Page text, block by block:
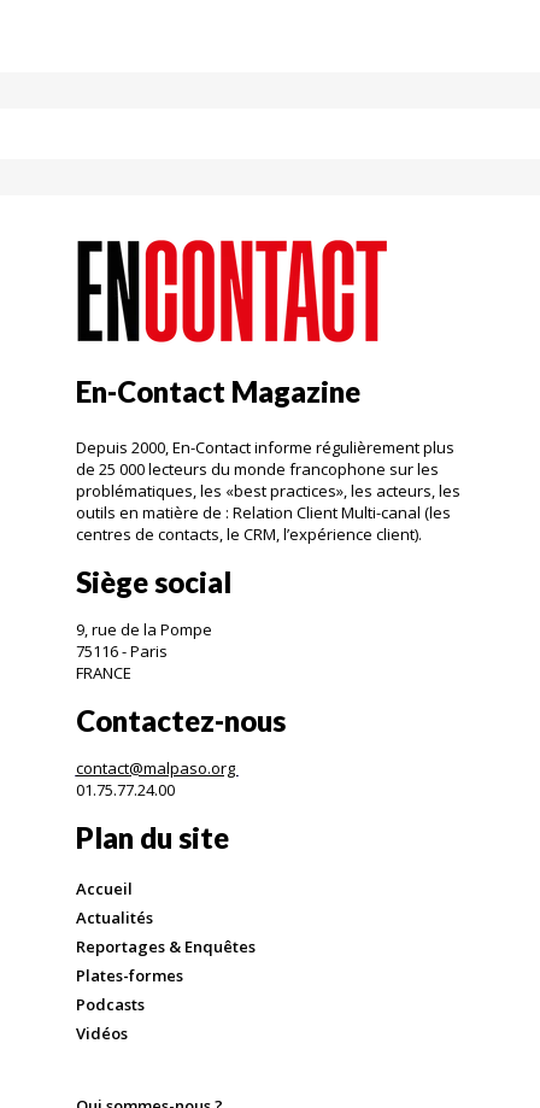
En-Contact Magazine
Depuis 2000, En-Contact informe régulièrement plus
de 25 000 lecteurs du monde francophone sur les
problématiques, les «best practices», les acteurs, les
outils en matière de : Relation Client Multi-canal (les
centres de contacts, le CRM, l’expérience client).
Siège social
9, rue de la Pompe
75116 - Paris
FRANCE
Contactez-nous
contact@malpaso.org
01.75.77.24.00
Plan du site
Accueil
Actualités
Reportages & Enquêtes
Plates-formes
Podcasts
Vidéos